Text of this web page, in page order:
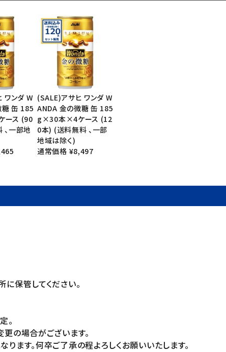
ワンダ W
缶 185
ス (90
一部地
(SALE)アサヒ ワンダ W
ANDA 金の微糖 缶 185
g×30本×4ケース (12
0本) (送料無料 、一部
地域は除く)
通常価格 ¥8,497
保管してください。
。
の場合がございます。
ます。何卒ご了承の程よろしくお願いいたします。